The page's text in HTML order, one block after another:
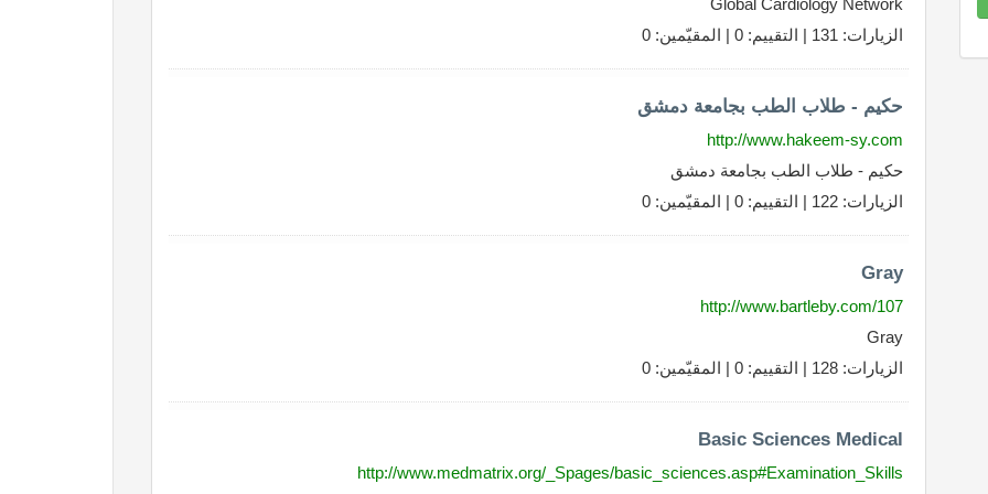
Global Cardiology Network
الزيارات: 131 | التقييم: 0 | المقيّمين: 0
حكيم - طلاب الطب بجامعة دمشق
http://www.hakeem-sy.com
حكيم - طلاب الطب بجامعة دمشق
الزيارات: 122 | التقييم: 0 | المقيّمين: 0
Gray
http://www.bartleby.com/107
Gray
الزيارات: 128 | التقييم: 0 | المقيّمين: 0
Basic Sciences Medical
http://www.medmatrix.org/_Spages/basic_sciences.asp#Examination_Skills